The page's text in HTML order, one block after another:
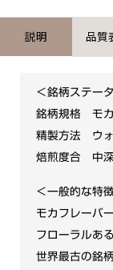
カ
シ
モ
個
説明 品質
＜銘柄ステー
銘柄規格 モ
精製方法 ウ
焙煎度合 中深
＜一般的な特
モカフレーバ
フローラルあ
世界最古の銘